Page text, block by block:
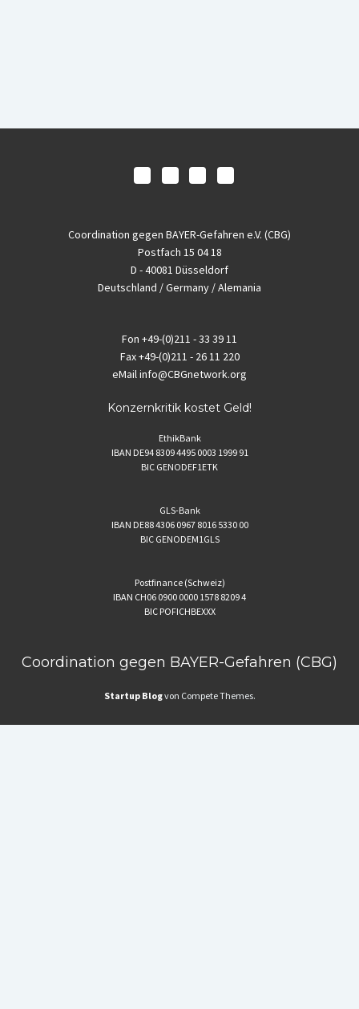
Coordination gegen BAYER-Gefahren e.V. (CBG)
Postfach 15 04 18
D - 40081 Düsseldorf
Deutschland / Germany / Alemania
Fon +49-(0)211 - 33 39 11
Fax+49-(0)211 - 26 11 220
eMailinfo@CBGnetwork.org
Konzernkritik kostet Geld!
EthikBank
IBAN DE94 8309 4495 0003 1999 91
BIC GENODEF1ETK
GLS-Bank
IBAN DE88 4306 0967 8016 5330 00
BIC GENODEM1GLS
Postfinance (Schweiz)
IBAN CH06 0900 0000 1578 8209 4
BIC POFICHBEXXX
Coordination gegen BAYER-Gefahren (CBG)
Startup Blogvon Compete Themes.